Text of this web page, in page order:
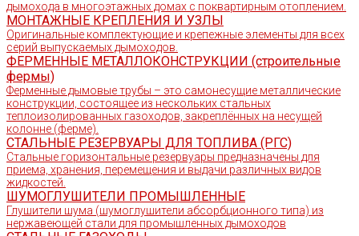
дымохода в многоэтажных домах с поквартирным отоплением.
МОНТАЖНЫЕ КРЕПЛЕНИЯ И УЗЛЫ
Оригинальные комплектующие и крепежные элементы для всех
серий выпускаемых дымоходов.
ФЕРМЕННЫЕ МЕТАЛЛОКОНСТРУКЦИИ (строительные
фермы)
Ферменные дымовые трубы – это самонесущие металлические
конструкции, состоящее из нескольких стальных
теплоизолированных газоходов, закреплённых на несущей
колонне (ферме).
СТАЛЬНЫЕ РЕЗЕРВУАРЫ ДЛЯ ТОПЛИВА (РГС)
Стальные горизонтальные резервуары предназначены для
приема, хранения, перемещения и выдачи различных видов
жидкостей.
ШУМОГЛУШИТЕЛИ ПРОМЫШЛЕННЫЕ
Глушители шума (шумоглушители абсорбционного типа) из
нержавеющей стали для промышленных дымоходов